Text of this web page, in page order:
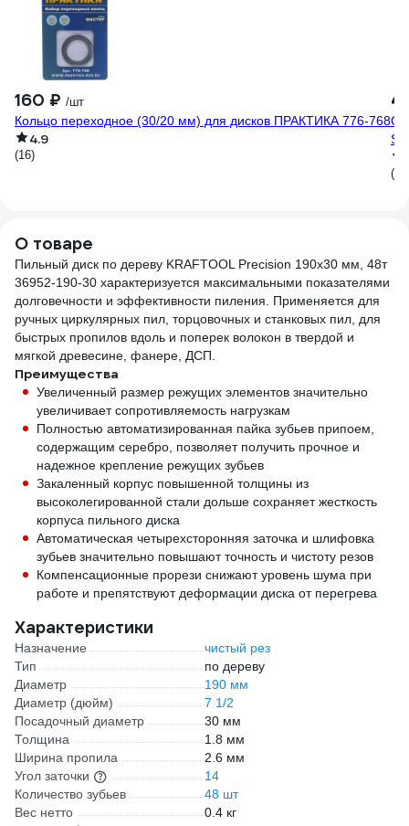
160 ₽ /шт
Кольцо переходное (30/20 мм) для дисков ПРАКТИКА 776-768
4.9
(16)
О товаре
Пильный диск по дереву KRAFTOOL Precision 190x30 мм, 48т
36952-190-30 характеризуется максимальными показателями
долговечности и эффективности пиления. Применяется для
ручных циркулярных пил, торцовочных и станковых пил, для
быстрых пропилов вдоль и поперек волокон в твердой и
мягкой древесине, фанере, ДСП.
Преимущества
Увеличенный размер режущих элементов значительно
увеличивает сопротивляемость нагрузкам
Полностью автоматизированная пайка зубьев припоем,
содержащим серебро, позволяет получить прочное и
надежное крепление режущих зубьев
Закаленный корпус повышенной толщины из
высоколегированной стали дольше сохраняет жесткость
корпуса пильного диска
Автоматическая четырехсторонняя заточка и шлифовка
зубьев значительно повышают точность и чистоту резов
Компенсационные прорези снижают уровень шума при
работе и препятствуют деформации диска от перегрева
Характеристики
Назначение
чистый рез
Тип
по дереву
Диаметр
190 мм
Диаметр (дюйм)
7 1/2
Посадочный диаметр
30 мм
Толщина
1.8 мм
Ширина пропила
2.6 мм
Угол заточки
14
Количество зубьев
48 шт
Вес нетто
0.4 кг